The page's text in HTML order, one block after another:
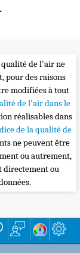
qualité de l'air ne
pour des raisons
modifiées à tout
de l'air dans le
réalisables dans
de la qualité de
ne peuvent être
ou autrement,
directement ou